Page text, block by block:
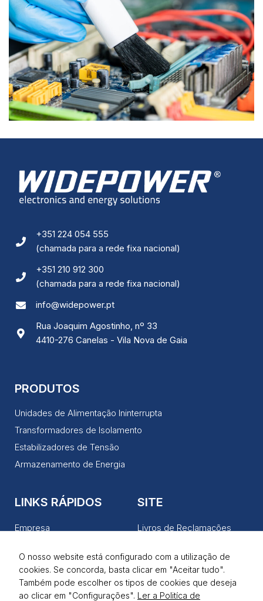
+351 224 054 555
(chamada para a rede fixa nacional)
+351 210 912 300
(chamada para a rede fixa nacional)
info@widepower.pt
Rua Joaquim Agostinho, nº 33
4410-276 Canelas - Vila Nova de Gaia
PRODUTOS
Unidades de Alimentação Ininterrupta
Transformadores de Isolamento
Estabilizadores de Tensão
Armazenamento de Energia
LINKS RÁPIDOS
Empresa
Serviços
Notícias
Contactos
SITE
Livros de Reclamações
Termos de Utilização
O nosso website está configurado com a utilização de
cookies. Se concorda, basta clicar em "Aceitar tudo".
Também pode escolher os tipos de cookies que deseja
ao clicar em "Configurações". Ler a Politíca de
funcionalidades
desaparecerão
do site.
Marketing
Ao compartilhar
os seus
interesses e
comportamento
ao visitar o
personalizadas.